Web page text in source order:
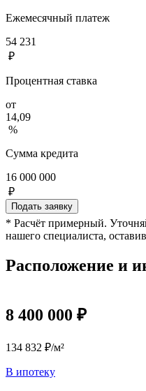
Ежемесячный платеж
54 231
₽
Процентная ставка
от
14,09
%
Сумма кредита
16 000 000
₽
Подать заявку
* Расчёт примерный.
нашего специалиста,
Расположение и
8 400 000 ₽
134 832 ₽/м²
В ипотеку